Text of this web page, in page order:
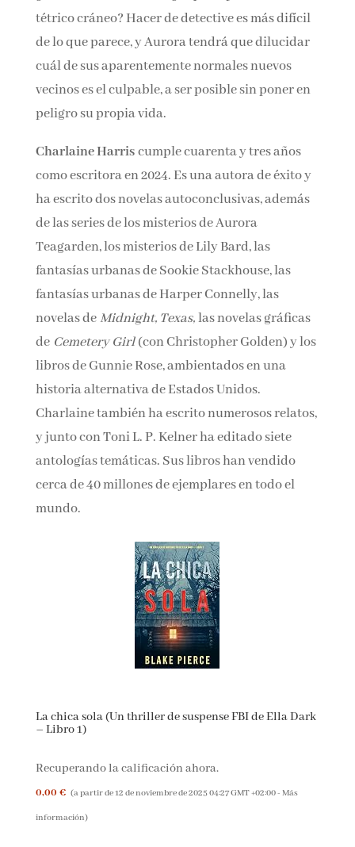
quién pertenece el tétrico cráneo? Hacer de
detective es más difícil de lo que parece, y
Aurora tendrá que dilucidar cuál de sus
aparentemente normales nuevos vecinos es el
culpable, a ser posible sin poner en peligro su
Charlaine Harriscumple cuarenta y tres años
como escritora en 2024. Es una autora de éxito
y ha escrito dos novelas autoconclusivas,
además de las series de los misterios de Aurora
Teagarden, los misterios de Lily Bard, las
fantasías urbanas de Sookie Stackhouse, las
fantasías urbanas de Harper Connelly, las
novelas deMidnight, Texas,las novelas
gráficas deCemetery Girl(con Christopher
Golden) y los libros de Gunnie Rose,
ambientados en una historia alternativa de
Estados Unidos. Charlaine también ha escrito
numerosos relatos, y junto con Toni L. P. Kelner
ha editado siete antologías temáticas. Sus
libros han vendido cerca de 40 millones de
La chica sola (Un thriller de suspense FBI de Ella
Recuperando la calificación ahora.
0,00 € (a partir de 12 de noviembre de 2025 04:27 GMT +02:00 -